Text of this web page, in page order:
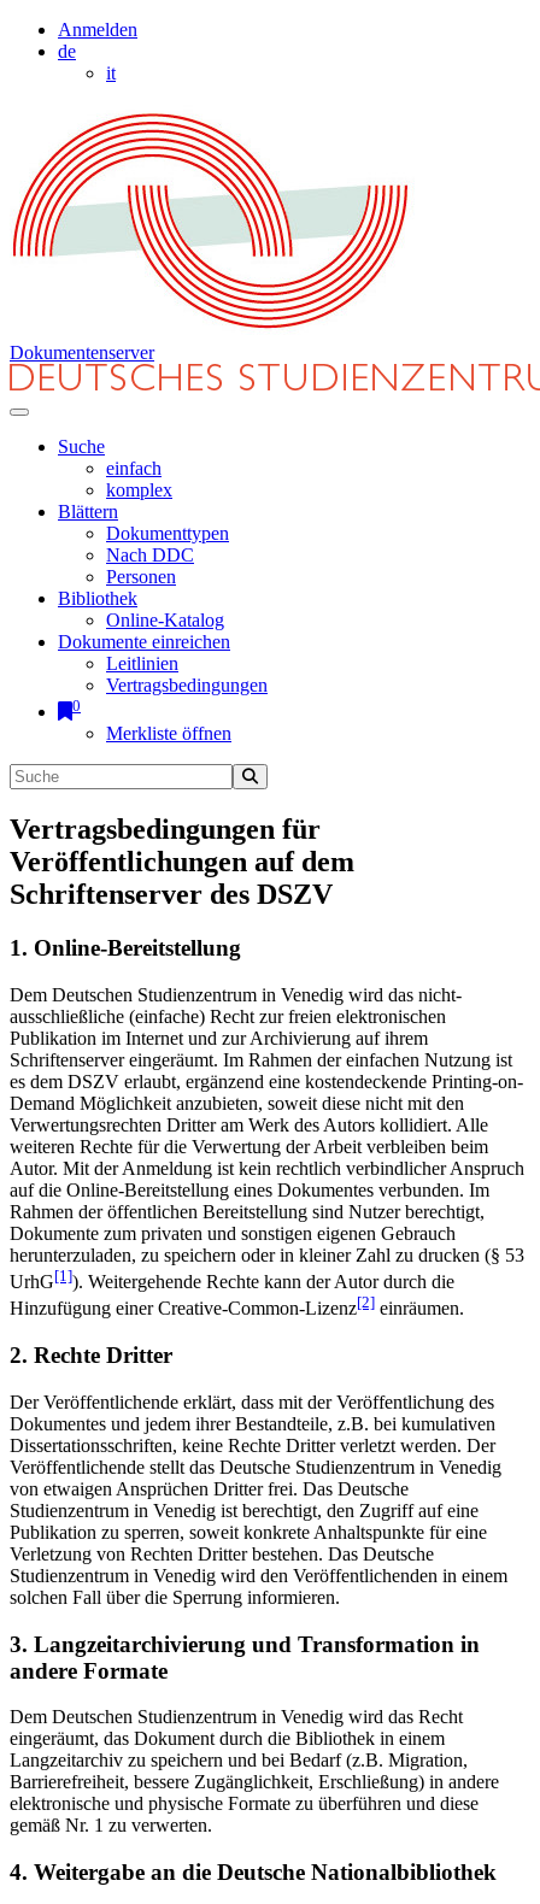
Anmelden
de
it
Dokumentenserver
Suche
einfach
komplex
Blättern
Dokumenttypen
Nach DDC
Personen
Bibliothek
Online-Katalog
Dokumente einreichen
Leitlinien
Vertragsbedingungen
0
Merkliste öffnen
Vertragsbedingungen für
Veröffentlichungen auf dem
Schriftenserver des DSZV
1. Online-Bereitstellung
Dem Deutschen Studienzentrum in Venedig wird das nicht-
ausschließliche (einfache) Recht zur freien elektronischen
Publikation im Internet und zur Archivierung auf ihrem
Schriftenserver eingeräumt. Im Rahmen der einfachen Nutzung ist
es dem DSZV erlaubt, ergänzend eine kostendeckende Printing-on-
Demand Möglichkeit anzubieten, soweit diese nicht mit den
Verwertungsrechten Dritter am Werk des Autors kollidiert. Alle
weiteren Rechte für die Verwertung der Arbeit verbleiben beim
Autor. Mit der Anmeldung ist kein rechtlich verbindlicher Anspruch
auf die Online-Bereitstellung eines Dokumentes verbunden. Im
Rahmen der öffentlichen Bereitstellung sind Nutzer berechtigt,
Dokumente zum privaten und sonstigen eigenen Gebrauch
herunterzuladen, zu speichern oder in kleiner Zahl zu drucken (§ 53
UrhG[1]). Weitergehende Rechte kann der Autor durch die
Hinzufügung einer Creative-Common-Lizenz[2] einräumen.
2. Rechte Dritter
Der Veröffentlichende erklärt, dass mit der Veröffentlichung des
Dokumentes und jedem ihrer Bestandteile, z.B. bei kumulativen
Dissertationsschriften, keine Rechte Dritter verletzt werden. Der
Veröffentlichende stellt das Deutsche Studienzentrum in Venedig
von etwaigen Ansprüchen Dritter frei. Das Deutsche
Studienzentrum in Venedig ist berechtigt, den Zugriff auf eine
Publikation zu sperren, soweit konkrete Anhaltspunkte für eine
Verletzung von Rechten Dritter bestehen. Das Deutsche
Studienzentrum in Venedig wird den Veröffentlichenden in einem
solchen Fall über die Sperrung informieren.
3. Langzeitarchivierung und Transformation in
andere Formate
Dem Deutschen Studienzentrum in Venedig wird das Recht
eingeräumt, das Dokument durch die Bibliothek in einem
Langzeitarchiv zu speichern und bei Bedarf (z.B. Migration,
Barrierefreiheit, bessere Zugänglichkeit, Erschließung) in andere
elektronische und physische Formate zu überführen und diese
gemäß Nr. 1 zu verwerten.
4. Weitergabe an die Deutsche Nationalbibliothek